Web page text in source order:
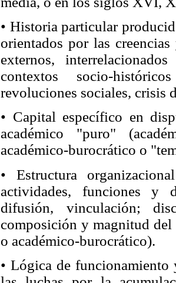
• Historia particular
orientados por las
externos,
contextos socio-
revoluciones sociales, crisis
• Capital específico en
académico "puro"
académico-burocrático o
• Estructura
actividades, funciones y
difusión, vinculación;
composición y magnitud
o académico-burocrático).
• Lógica de funcionamiento